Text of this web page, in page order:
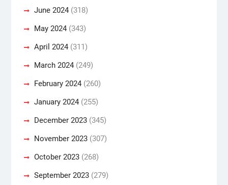
June 2024(318)
May 2024(343)
April 2024(311)
March 2024(249)
February 2024(260)
January 2024(255)
December 2023(345)
November 2023(307)
October 2023(268)
September 2023(279)